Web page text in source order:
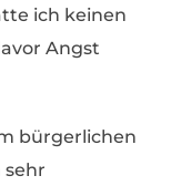
ich keinen
Angst
bürgerlichen
sehr